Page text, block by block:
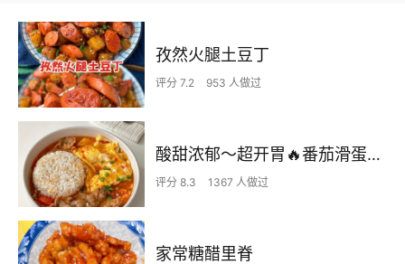
孜然火腿土豆丁
评分 7.2 953 人做过
酸甜浓郁～超开胃🔥番茄滑蛋牛肉饭
评分 8.3 1367 人做过
家常糖醋里脊